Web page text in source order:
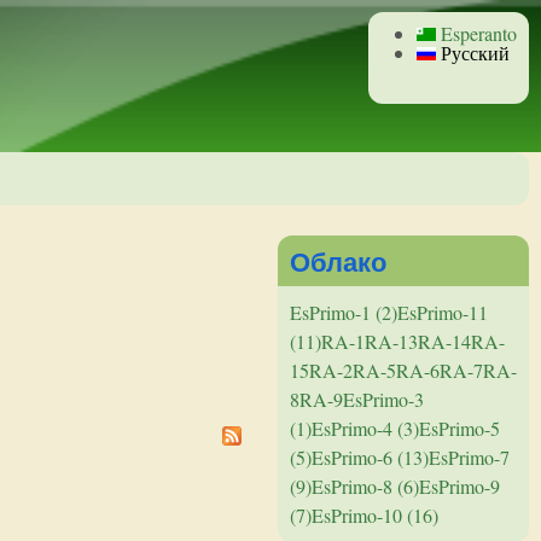
Esperanto
Русский
Облако
EsPrimo-1 (2)EsPrimo-11
(11)RA-1RA-13RA-14RA-
15RA-2RA-5RA-6RA-7RA-
8RA-9EsPrimo-3
(1)EsPrimo-4 (3)EsPrimo-5
(5)EsPrimo-6 (13)EsPrimo-7
(9)EsPrimo-8 (6)EsPrimo-9
(7)EsPrimo-10 (16)